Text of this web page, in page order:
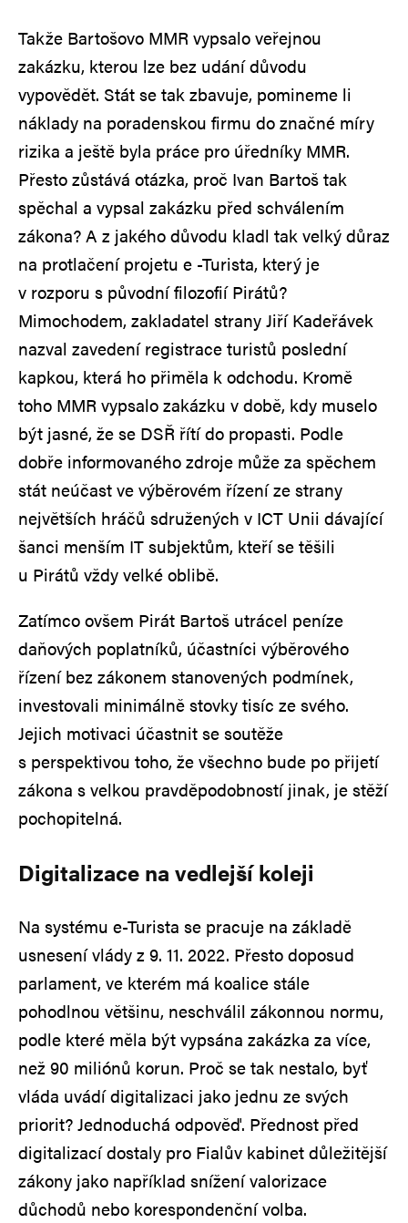
Takže Bartošovo MMR vypsalo veřejnou
zakázku, kterou lze bez udání důvodu
vypovědět. Stát se tak zbavuje, pomineme li
náklady na poradenskou firmu do značné míry
rizika a ještě byla práce pro úředníky MMR.
Přesto zůstává otázka, proč Ivan Bartoš tak
spěchal a vypsal zakázku před schválením
zákona? A z jakého důvodu kladl tak velký důraz
na protlačení projetu e -Turista, který je
v rozporu s původní filozofií Pirátů?
Mimochodem, zakladatel strany Jiří Kadeřávek
nazval zavedení registrace turistů poslední
kapkou, která ho přiměla k odchodu. Kromě
toho MMR vypsalo zakázku v době, kdy muselo
být jasné, že se DSŘ řítí do propasti. Podle
dobře informovaného zdroje může za spěchem
stát neúčast ve výběrovém řízení ze strany
největších hráčů sdružených v ICT Unii dávající
šanci menším IT subjektům, kteří se těšili
u Pirátů vždy velké oblibě.
Zatímco ovšem Pirát Bartoš utrácel peníze
daňových poplatníků, účastníci výběrového
řízení bez zákonem stanovených podmínek,
investovali minimálně stovky tisíc ze svého.
Jejich motivaci účastnit se soutěže
s perspektivou toho, že všechno bude po přijetí
zákona s velkou pravděpodobností jinak, je stěží
pochopitelná.
Digitalizace na vedlejší koleji
Na systému e-Turista se pracuje na základě
usnesení vlády z 9. 11. 2022. Přesto doposud
parlament, ve kterém má koalice stále
pohodlnou většinu, neschválil zákonnou normu,
podle které měla být vypsána zakázka za více,
než 90 miliónů korun. Proč se tak nestalo, byť
vláda uvádí digitalizaci jako jednu ze svých
priorit? Jednoduchá odpověď. Přednost před
digitalizací dostaly pro Fialův kabinet důležitější
zákony jako například snížení valorizace
důchodů nebo korespondenční volba.